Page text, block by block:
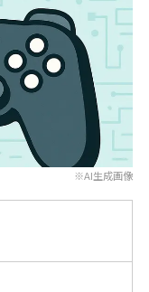
※AI生成画像